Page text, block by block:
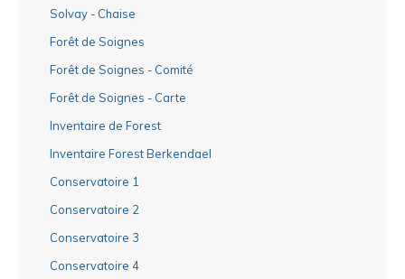
Solvay - Chaise
Forêt de Soignes
Forêt de Soignes - Comité
Forêt de Soignes - Carte
Inventaire de Forest
Inventaire Forest Berkendael
Conservatoire 1
Conservatoire 2
Conservatoire 3
Conservatoire 4